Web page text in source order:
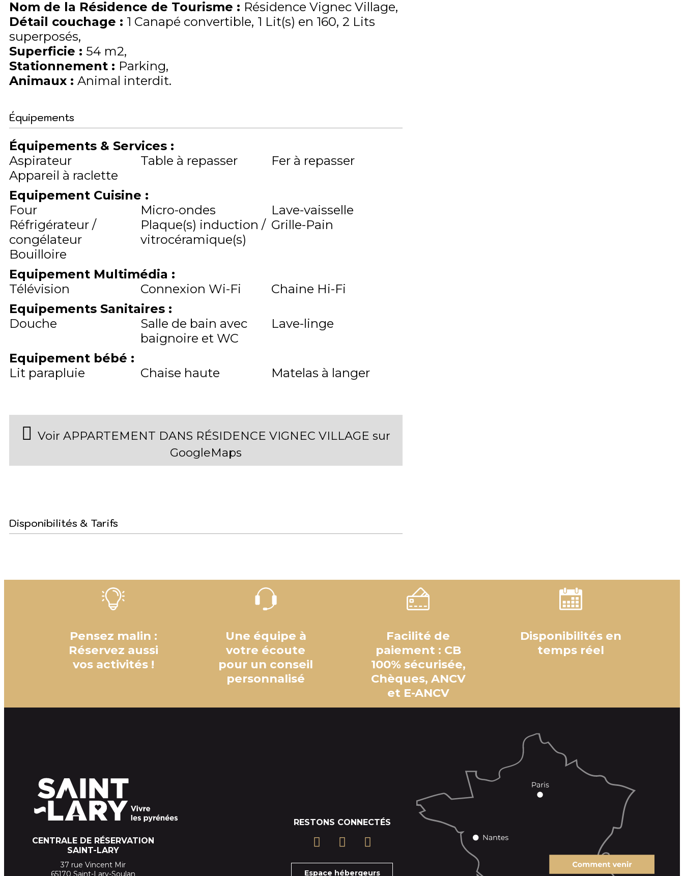
Nom de la Résidence de Tourisme : Résidence Vignec Village
Détail couchage : 1 Canapé convertible 1 Lit(s) en 160 2 Lits
superposés
Superficie : 54 m2
Stationnement : Parking
Animaux : Animal interdit
Équipements
Équipements & Services :
Aspirateur
Table à repasser
Fer à repasser
Appareil à raclette
Equipement Cuisine :
Four
Micro-ondes
Lave-vaisselle
Réfrigérateur /
congélateur
Plaque(s) induction /
vitrocéramique(s)
Grille-Pain
Bouilloire
Equipement Multimédia :
Télévision
Connexion Wi-Fi
Chaine Hi-Fi
Equipements Sanitaires :
Douche
Salle de bain avec
baignoire et WC
Lave-linge
Equipement bébé :
Lit parapluie
Chaise haute Matelas à langer
Voir APPARTEMENT DANS RÉSIDENCE VIGNEC VILLAGE sur
GoogleMaps
Disponibilités & Tarifs
Pensez malin :
Réservez aussi
vos activités !
Une équipe à
votre écoute
pour un conseil
personnalisé
Facilité de
paiement : CB
100% sécurisée,
Chèques, ANCV
et E-ANCV
Disponibilités en
temps réel
CENTRALE DE RÉSERVATION
SAINT-LARY
37 rue Vincent Mir
65170 Saint-Lary-Soulan
RESTONS CONNECTÉS
Espace hébergeurs